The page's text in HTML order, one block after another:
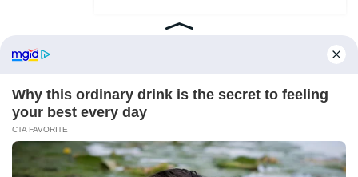
Home Tentang Kontak Redaksi Pedoman Media Siber